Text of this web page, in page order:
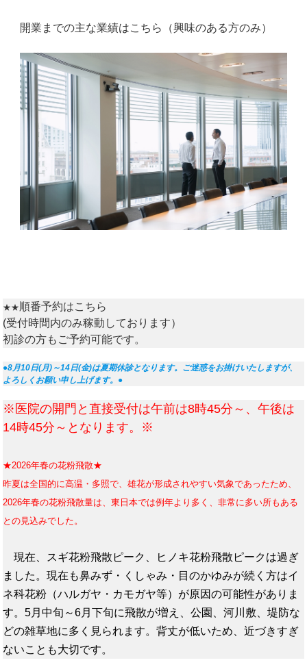
開業までの主な業績はこちら（興味のある方のみ）
★★順番予約はこちら
(受付時間内のみ稼動しております）
初診の方もご予約可能です。
●8月10日(月)～14日(金)は夏期休診となります。ご迷惑をお掛けいたしますが、
よろしくお願い申し上げます。●
※医院の開門と直接受付は午前は8時45分～、午後は
14時45分～となります。※
★2026年春の花粉飛散★
昨夏は全国的に高温・多照で、雄花が形成されやすい気象であったため、
2026年春の花粉飛散量は、東日本では例年より多く、非常に多い所もある
との見込みでした。
現在、スギ花粉飛散ピーク、ヒノキ花粉飛散ピークは過ぎ
ました。現在も鼻みず・くしゃみ・目のかゆみが続く方はイ
ネ科花粉（ハルガヤ・カモガヤ等）が原因の可能性がありま
す。5月中旬～6月下旬に飛散が増え、公園、河川敷、堤防な
どの雑草地に多く見られます。背丈が低いため、近づきすぎ
ないことも大切です。